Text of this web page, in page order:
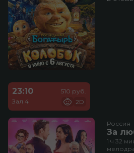
23:10
Зал 4
510 руб.
2D
Россия
За
1 ч 32